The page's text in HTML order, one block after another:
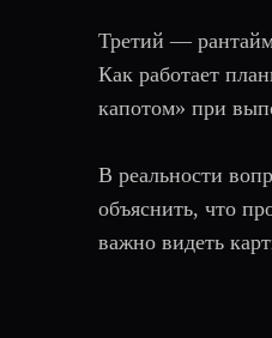
Третий —
Как работает
капотом» при
В реальности
объяснить, что
важно видеть